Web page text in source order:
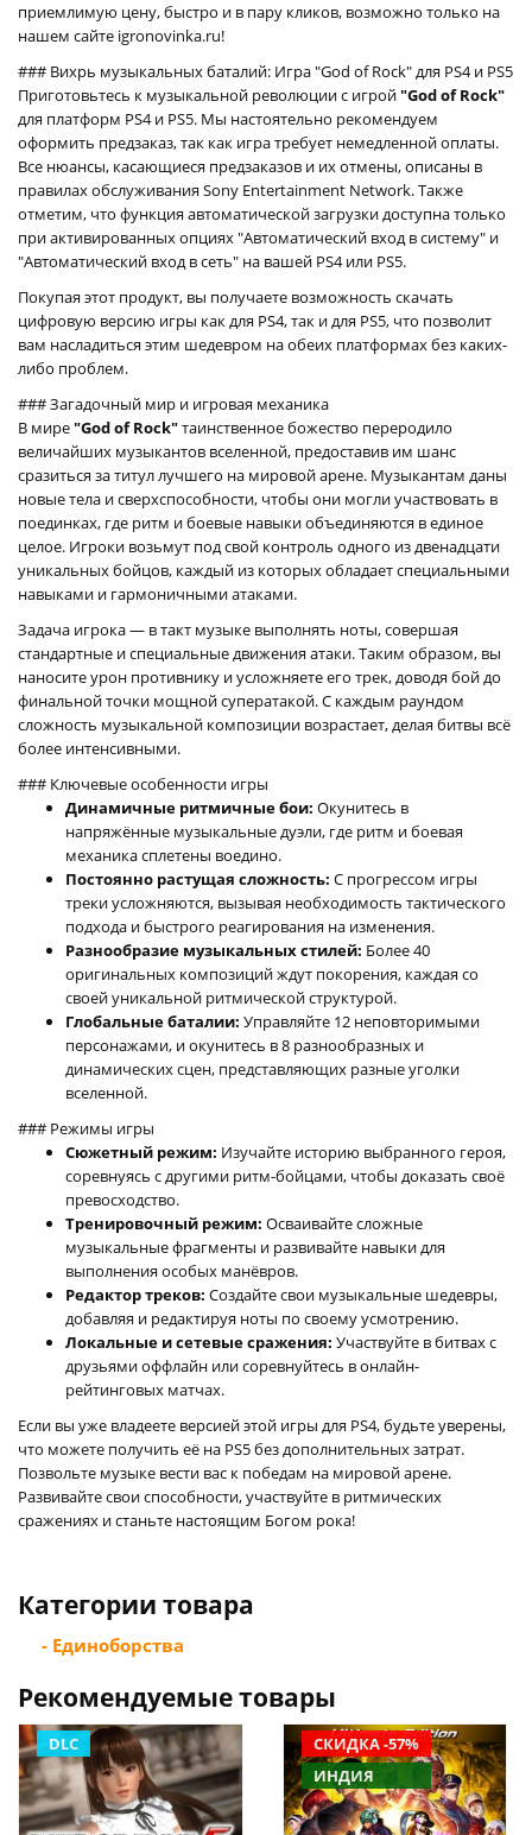
приемлимую цену, быстро и в пару кликов, возможно только на
нашем сайте igronovinka.ru!
### Вихрь музыкальных баталий: Игра "God of Rock" для PS4 и PS5
Приготовьтесь к музыкальной революции с игрой"God of Rock"
для платформ PS4 и PS5. Мы настоятельно рекомендуем
оформить предзаказ, так как игра требует немедленной оплаты.
Все нюансы, касающиеся предзаказов и их отмены, описаны в
правилах обслуживания Sony Entertainment Network. Также
отметим, что функция автоматической загрузки доступна только
при активированных опциях "Автоматический вход в систему" и
"Автоматический вход в сеть" на вашей PS4 или PS5.
Покупая этот продукт, вы получаете возможность скачать
цифровую версию игры как для PS4, так и для PS5, что позволит
вам насладиться этим шедевром на обеих платформах без каких-
либо проблем.
### Загадочный мир и игровая механика
В мире"God of Rock"таинственное божество переродило
величайших музыкантов вселенной, предоставив им шанс
сразиться за титул лучшего на мировой арене. Музыкантам даны
новые тела и сверхспособности, чтобы они могли участвовать в
поединках, где ритм и боевые навыки объединяются в единое
целое. Игроки возьмут под свой контроль одного из двенадцати
уникальных бойцов, каждый из которых обладает специальными
навыками и гармоничными атаками.
Задача игрока — в такт музыке выполнять ноты, совершая
стандартные и специальные движения атаки. Таким образом, вы
наносите урон противнику и усложняете его трек, доводя бой до
финальной точки мощной суператакой. С каждым раундом
сложность музыкальной композиции возрастает, делая битвы всё
более интенсивными.
### Ключевые особенности игры
Динамичные ритмичные бои: Окунитесь в
напряжённые музыкальные дуэли, где ритм и боевая
механика сплетены воедино.
Постоянно растущая сложность: С прогрессом игры
треки усложняются, вызывая необходимость тактического
подхода и быстрого реагирования на изменения.
Разнообразие музыкальных стилей: Более 40
оригинальных композиций ждут покорения, каждая со
своей уникальной ритмической структурой.
Глобальные баталии: Управляйте 12 неповторимыми
персонажами, и окунитесь в 8 разнообразных и
динамических сцен, представляющих разные уголки
вселенной.
### Режимы игры
Сюжетный режим: Изучайте историю выбранного героя,
соревнуясь с другими ритм-бойцами, чтобы доказать своё
превосходство.
Тренировочный режим: Осваивайте сложные
музыкальные фрагменты и развивайте навыки для
выполнения особых манёвров.
Редактор треков: Создайте свои музыкальные шедевры,
добавляя и редактируя ноты по своему усмотрению.
Локальные и сетевые сражения: Участвуйте в битвах с
друзьями оффлайн или соревнуйтесь в онлайн-
рейтинговых матчах.
Если вы уже владеете версией этой игры для PS4, будьте уверены,
что можете получить её на PS5 без дополнительных затрат.
Позвольте музыке вести вас к победам на мировой арене.
Развивайте свои способности, участвуйте в ритмических
сражениях и станьте настоящим Богом рока!
Категории товара
- Единоборства
Рекомендуемые товары
DLC
СКИДКА -57%
ИНДИЯ